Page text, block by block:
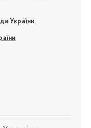
України